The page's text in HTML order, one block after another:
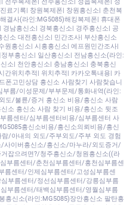
전주복제폰| 전주흥신소| 정읍복제폰| 정
료기록| 창원복제폰| 창원흥신소| 춘천복
결사(라인:MG5085)해킹복제폰| 휴대폰
남흥신소| 경북흥신소| 경주흥신소| 공
소 대전흥신소| 민간조사| 부산흥신소
흥신소| 시흥흥신소| 에프원민간조사|
부흥신소| 일산흥신소| 전남흥신소(라인:
소| 천안흥신소| 충남흥신소| 충북흥신
간위치추적| 위치추적| 카카오톡내용| 카
폰고민상담 흥신소 사람찾기 사람찾습니
름/이성문제/부부문제/통화내역(라인:
도/불륜/증거 흥신소 비용/흥신소 사람
소 흥신소 사람 찾기 비용/흥신소 뒷조
름센터/심부름센터비용/심부름센터 사
흥신소비용/흥신소의뢰비용/흥신
/아내의 외도/주부외도/주부 외도 경험
사이버흥신소/흥신소/마누라/외도증거/
잡으려면?/청주흥신소/청원흥신소((라
부름센터/춘천심부름센터/홍천심부름센
름센터/인제심부름센터/고성심부름센
부름센터/정선심부름센터/강릉심부름
부름센터/태백심부름센터/영월심부름
흥신소(라인:MG5085)장안흥신소 팔탄흥